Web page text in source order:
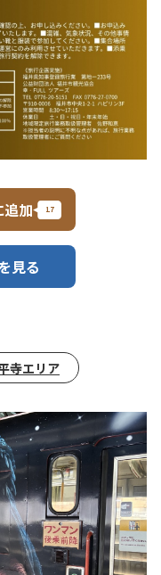
加
見る
寺エリア